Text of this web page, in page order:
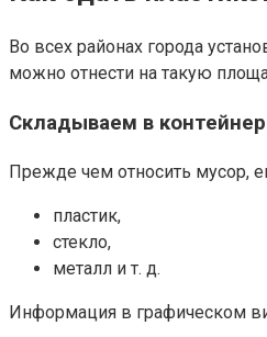
Во всех районах города
можно отнести на такую
Складываем в
Прежде чем относить мусор,
пластик,
стекло,
металл и т. д.
Информация в графическом